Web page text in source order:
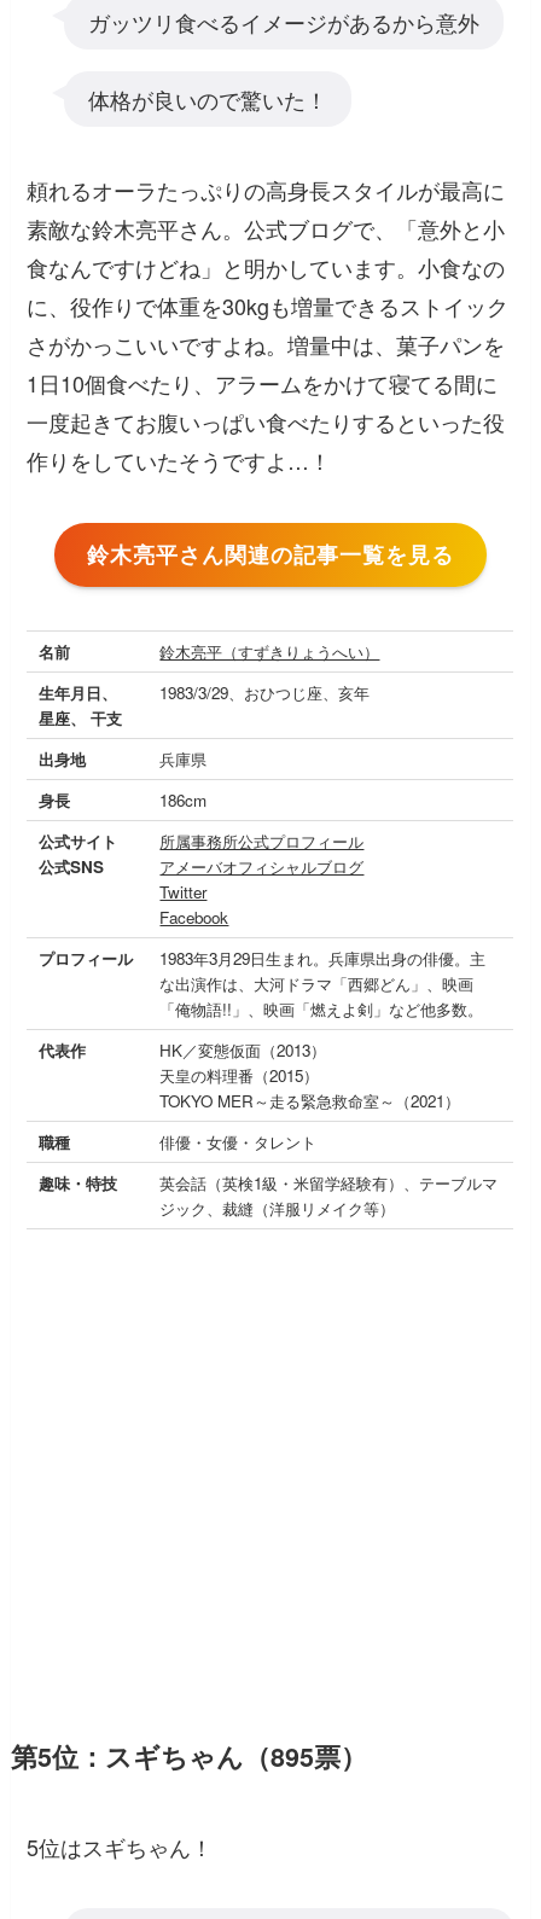
ガッツリ食べるイメージがあるから意外
体格が良いので驚いた！
頼れるオーラたっぷりの高身長スタイルが最高に
素敵な鈴木亮平さん。公式ブログで、「意外と小
食なんですけどね」と明かしています。小食なの
に、役作りで体重を30kgも増量できるストイック
さがかっこいいですよね。増量中は、菓子パンを
1日10個食べたり、アラームをかけて寝てる間に
一度起きてお腹いっぱい食べたりするといった役
作りをしていたそうですよ…！
鈴木亮平さん関連の記事一覧を見る
名前
鈴木亮平（すずきりょうへい）
生年月日、
星座、 干支
1983/3/29、おひつじ座、亥年
出身地
兵庫県
身長
186cm
公式サイト
公式SNS
所属事務所公式プロフィール
アメーバオフィシャルブログ
Twitter
Facebook
プロフィール
1983年3月29日生まれ。兵庫県出身の俳優。主
な出演作は、大河ドラマ「西郷どん」、映画
「俺物語!!」、映画「燃えよ剣」など他多数。
代表作
HK／変態仮面（2013）
天皇の料理番（2015）
TOKYO MER～走る緊急救命室～（2021）
職種
俳優・女優・タレント
趣味・特技
英会話（英検1級・米留学経験有）、テーブルマ
ジック、裁縫（洋服リメイク等）
第5位：スギちゃん（895票）
5位はスギちゃん！